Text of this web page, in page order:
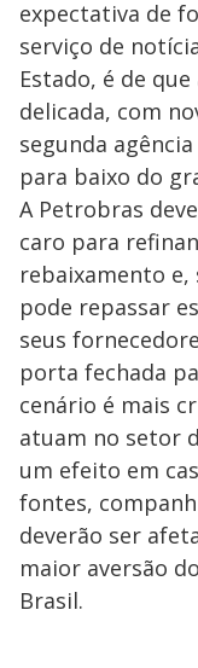
expectativa de
serviço de
Estado, é de
delicada, com
segunda
para baixo do
A Petrobras
caro para
rebaixamento e,
pode repassar
seus
porta fechada
cenário é mais
atuam no setor
um efeito em
fontes,
deverão ser
maior aversão
Brasil.